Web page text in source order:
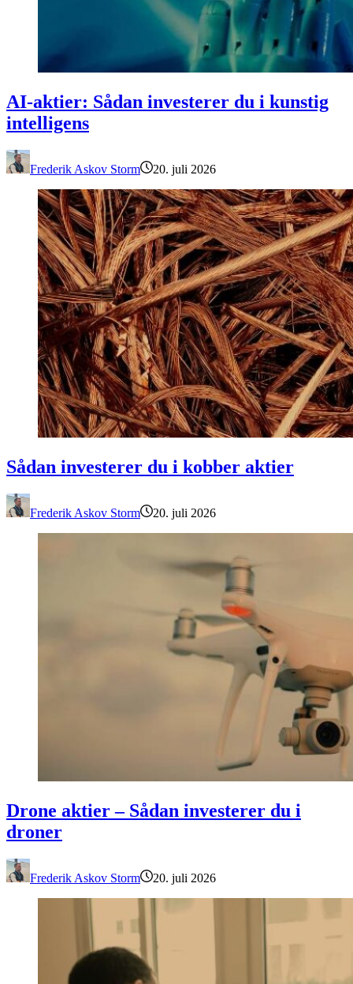
AI-aktier: Sådan investerer du i kunstig
intelligens
Frederik Askov Storm 20. juli 2026
Sådan investerer du i kobber aktier
Frederik Askov Storm 20. juli 2026
Drone aktier – Sådan investerer du i
droner
Frederik Askov Storm 20. juli 2026